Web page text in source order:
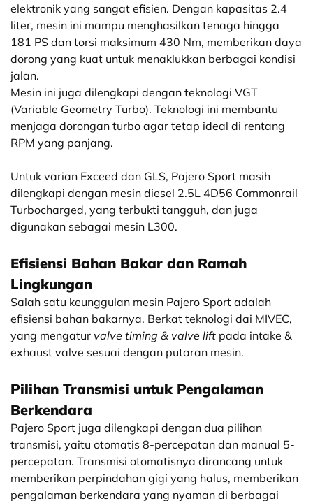
elektronik yang sangat efisien. Dengan kapasitas 2.4
liter, mesin ini mampu menghasilkan tenaga hingga
181 PS dan torsi maksimum 430 Nm, memberikan daya
dorong yang kuat untuk menaklukkan berbagai kondisi
jalan.
Mesin ini juga dilengkapi dengan teknologi VGT
(Variable Geometry Turbo). Teknologi ini membantu
menjaga dorongan turbo agar tetap ideal di rentang
RPM yang panjang.
Untuk varian Exceed dan GLS, Pajero Sport masih
dilengkapi dengan mesin diesel 2.5L 4D56 Commonrail
Turbocharged, yang terbukti tangguh, dan juga
digunakan sebagai mesin L300.
Efisiensi Bahan Bakar dan Ramah
Lingkungan
Salah satu keunggulan mesin Pajero Sport adalah
efisiensi bahan bakarnya. Berkat teknologi dai MIVEC,
yang mengatur valve timing & valve lift pada intake &
exhaust valve sesuai dengan putaran mesin.
Pilihan Transmisi untuk Pengalaman
Berkendara
Pajero Sport juga dilengkapi dengan dua pilihan
transmisi, yaitu otomatis 8-percepatan dan manual 5-
percepatan. Transmisi otomatisnya dirancang untuk
memberikan perpindahan gigi yang halus, memberikan
pengalaman berkendara yang nyaman di berbagai